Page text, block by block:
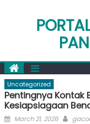
Uncategorized
Pentingnya Kontak
Kesiapsiagaan
Posted
March 21, 2026